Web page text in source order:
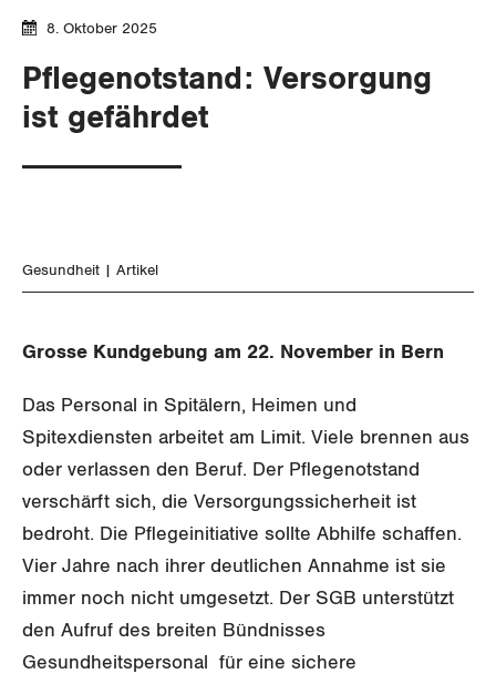
Gewerkschaftsrechte
Arbeitssicherheit und Gesundheitsschutz
Überbrückungsleistung
Ergänzungsleistungen
Unfallversicherung
SERVICE PUBLIC
Verkehr
Post
Kommunikation und Medien
GLEICHSTELLUNG
Gleichstellung von Frauen und Männern
BILDUNG & JUGEND
MIGRATION
GEWERKSCHAFTSPOLITIK
8. Oktober 2025
Pflegenotstand: Versorgung
ist gefährdet
Gesundheit Artikel
Grosse Kundgebung am 22. November in Bern
Das Personal in Spitälern, Heimen und
Spitexdiensten arbeitet am Limit. Viele brennen aus
oder verlassen den Beruf. Der Pflegenotstand
verschärft sich, die Versorgungssicherheit ist
bedroht. Die Pflegeinitiative sollte Abhilfe schaffen.
Vier Jahre nach ihrer deutlichen Annahme ist sie
immer noch nicht umgesetzt. Der SGB unterstützt
den Aufruf des breiten Bündnisses
Gesundheitspersonal für eine sichere